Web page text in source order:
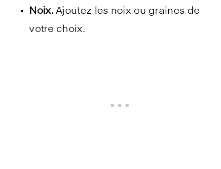
Noix.Ajoutez les noix ou graines de
votre choix.